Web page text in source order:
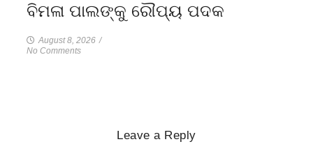
ବିମଳା ପାଲଙ୍କୁ ରୌପ୍ୟ ପଦକ
August 8, 2026 /
No Comments
Leave a Reply